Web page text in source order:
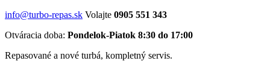
info@turbo-repas.sk Volajte 0905 551 343
Otváracia doba: Pondelok-Piatok 8:30 do 17:00
Repasované a nové turbá, kompletný servis.